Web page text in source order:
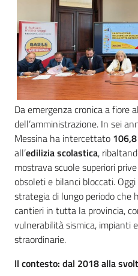
Da emergenza cronica a fiore
dell’amministrazione. In sei
Messina ha intercettato
all’edilizia scolastica,
mostrava scuole superiori
obsoleti e bilanci bloccati.
strategia di lungo periodo che
cantieri in tutta la provincia,
vulnerabilità sismica, impianti
straordinarie.
Il contesto: dal 2018 alla